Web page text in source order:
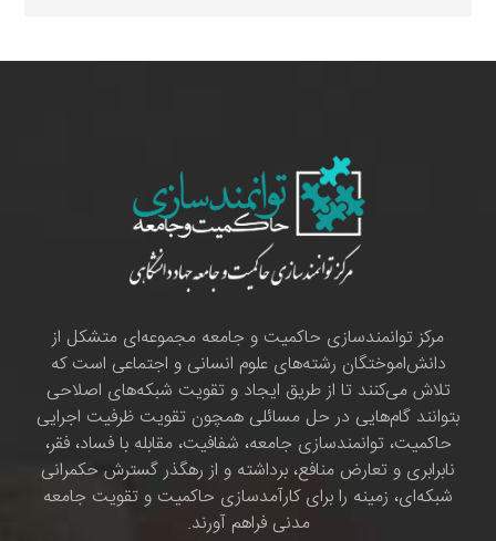
مرکز توانمندسازی حاکمیت و جامعه مجموعه‌ای متشکل از
دانش‌اموختگان رشته‌های علوم انسانی و اجتماعی است که
تلاش می‌کنند تا از طریق ایجاد و تقویت شبکه‌های اصلاحی
بتوانند گام‌هایی در حل مسائلی همچون تقویت ظرفیت اجرایی
حاکمیت، توانمندسازی جامعه، شفافیت، مقابله با فساد، فقر،
نابرابری و تعارض منافع، برداشته و از رهگذر گسترش حکمرانی
شبکه‌ای، زمینه را برای کارآمدسازی حاکمیت و تقویت جامعه
مدنی فراهم آورند.